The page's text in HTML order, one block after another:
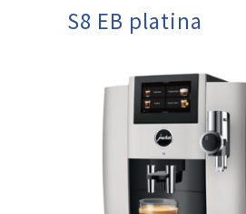
S8 EB platina
Marian’s E-book in je mailbox